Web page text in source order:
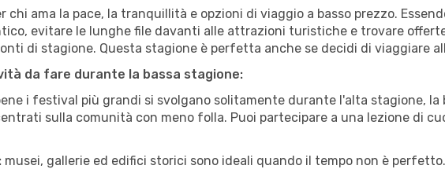
chi ama la pace, la tranquillità e opzioni di viaggio a basso prezzo.
evitare le lunghe file davanti alle attrazioni turistiche e trovare
di stagione. Questa stagione è perfetta anche se decidi di viaggiare
da fare durante la bassa stagione:
i festival più grandi si svolgano solitamente durante l'alta stagione, la
sulla comunità con meno folla. Puoi partecipare a una lezione di
musei, gallerie ed edifici storici sono ideali quando il tempo non è